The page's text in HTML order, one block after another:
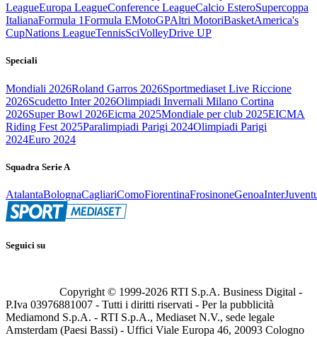
LeagueEuropa LeagueConference LeagueCalcio EsteroSupercoppa
ItalianaFormula 1Formula EMotoGPAltri MotoriBasketAmerica's
CupNations LeagueTennisSciVolleyDrive UP
Speciali
Mondiali 2026Roland Garros 2026Sportmediaset Live Riccione
2026Scudetto Inter 2026Olimpiadi Invernali Milano Cortina
2026Super Bowl 2026Eicma 2025Mondiale per club 2025EICMA
Riding Fest 2025Paralimpiadi Parigi 2024Olimpiadi Parigi
2024Euro 2024
Squadra Serie A
AtalantaBolognaCagliariComoFiorentinaFrosinoneGenoaInter
Seguici su
Copyright © 1999-2026 RTI S.p.A. Business Digital -
P.Iva 03976881007 - Tutti i diritti riservati - Per la pubblicità
Mediamond S.p.A. - RTI S.p.A., Mediaset N.V., sede legale
Amsterdam (Paesi Bassi) - Uffici Viale Europa 46, 20093 Cologno